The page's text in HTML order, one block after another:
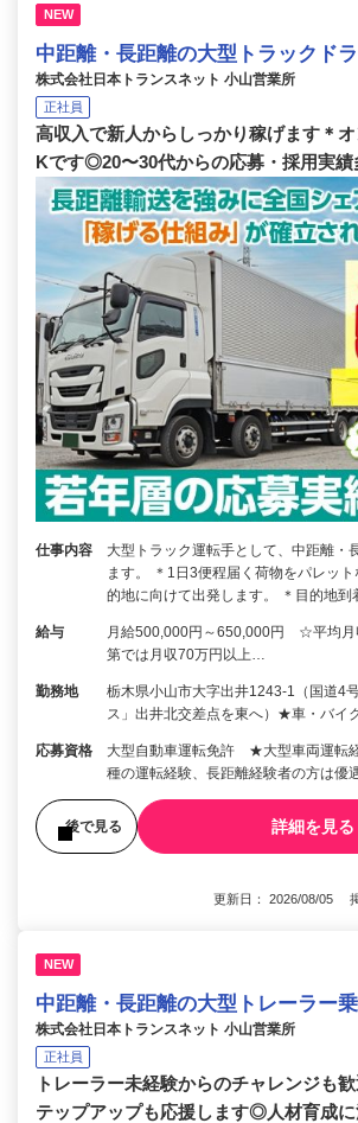
NEW
中距離・長距離の大型トラックド
株式会社日本トランスネット 小山営業所
正社員
高収入で新人からしっかり稼げます＊
Kです◎20〜30代からの応募・採用実績
仕事内容
大型トラック運転手として、中距離・
ます。 ＊1日3便程届く荷物をパレッ
的地に向けて出発します。 ＊目的地到
給与
月給500,000円～650,000円 ☆平均月
第では月収70万円以上…
勤務地
栃木県小山市大字出井1243-1（国道4
ス」出井北交差点を東へ）★車・バイ
応募資格
大型自動車運転免許 ★大型車両運
種の運転経験、長距離経験者の方は優
後で見る 詳細を見る
更新日： 2026/08/05
NEW
中距離・長距離の大型トレーラー
株式会社日本トランスネット 小山営業所
正社員
トレーラー未経験からのチャレンジも
テップアップも応援します◎人材育成